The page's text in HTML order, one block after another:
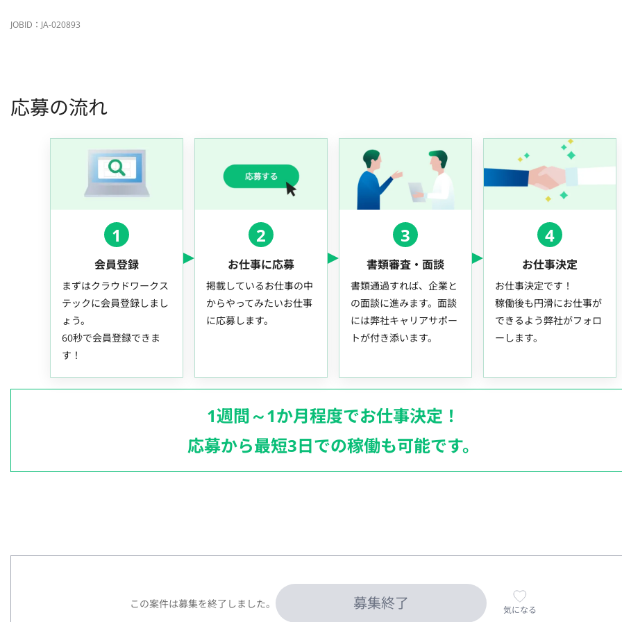
JOBID：JA-020893
応募の流れ
1
会員登録
まずはクラウドワークス
テックに会員登録しまし
ょう。
60秒で会員登録できま
す！
2
お仕事に応募
掲載しているお仕事の中
からやってみたいお仕事
に応募します。
3
書類審査・面談
書類通過すれば、企業と
の面談に進みます。面談
には弊社キャリアサポー
トが付き添います。
4
お仕事決定
お仕事決定です！
稼働後も円滑にお仕事が
できるよう弊社がフォロ
ーします。
1週間～1か月程度でお仕事決定！
応募から最短3日での稼働も可能です。
この案件は募集を終了しました。 募集終了 気になる